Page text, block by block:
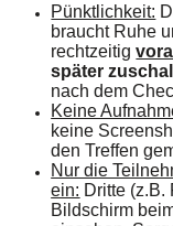
Pünktlichkeit:
braucht Ruhe
rechtzeitig
später
nach dem
Keine
keine
den Treffen
Nur die
ein: Dritte (z.B.
Bildschirm